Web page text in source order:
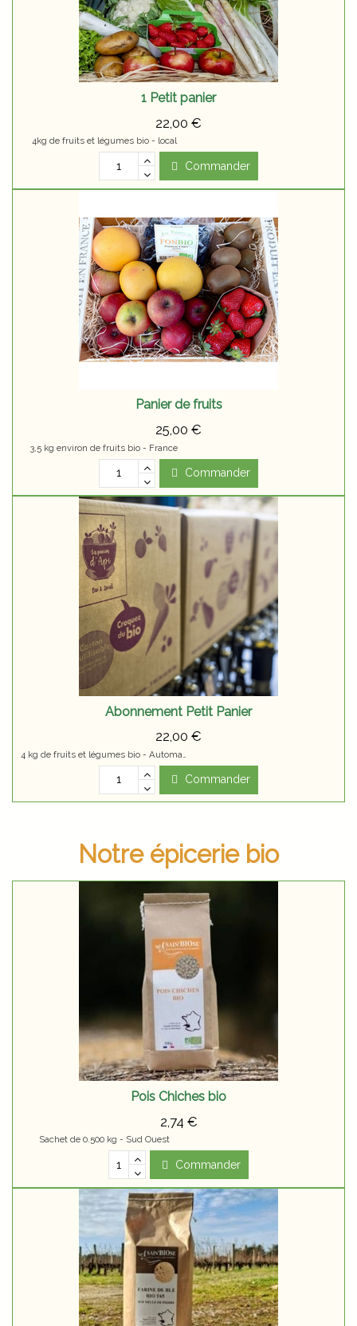
1 Petit panier
22,00 €
4kg de fruits et légumes bio - local
Commander
Panier de fruits
25,00 €
3,5 kg environ de fruits bio - France
Commander
Abonnement Petit Panier
22,00 €
4 kg de fruits et légumes bio - Automatique chaque semaine & sans engagement
Commander
Notre épicerie bio
Pois Chiches bio
2,74 €
Sachet de 0.500 kg - Sud Ouest
Commander